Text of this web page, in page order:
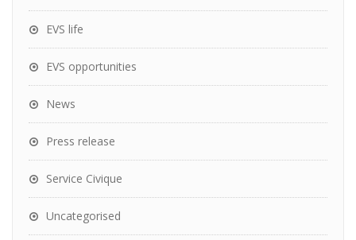
EVS life
EVS opportunities
News
Press release
Service Civique
Uncategorised